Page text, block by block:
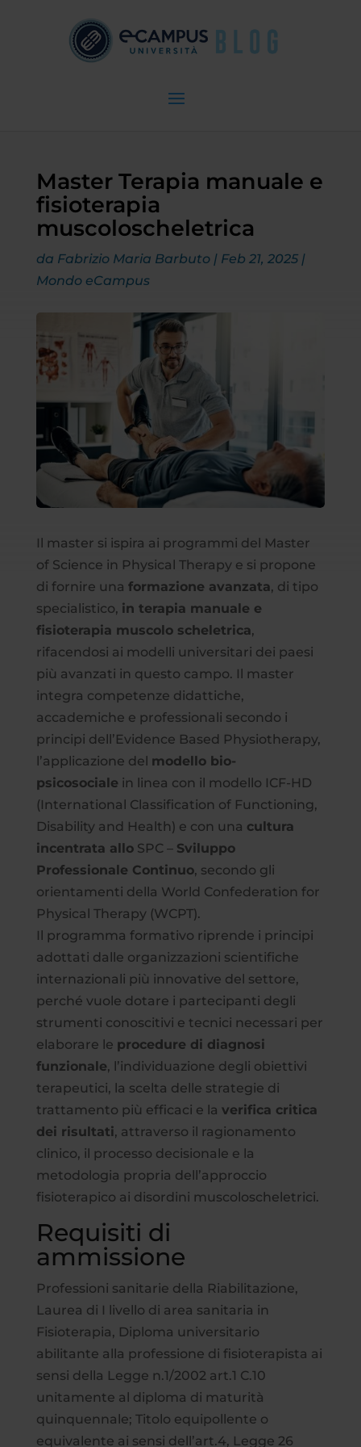
Master Terapia manuale e
fisioterapia
muscoloscheletrica
da Fabrizio Maria Barbuto| Feb 21, 2025|
Mondo eCampus
Il master si ispira ai programmi del Master
of Science in Physical Therapy e si propone
di fornire una formazione avanzata, di tipo
specialistico, in terapia manuale e
fisioterapia muscolo scheletrica,
rifacendosi ai modelli universitari dei paesi
più avanzati in questo campo. Il master
integra competenze didattiche,
accademiche e professionali secondo i
principi dell’Evidence Based Physiotherapy,
l’applicazione del modello bio-
psicosociale in linea con il modello ICF-HD
(International Classification of Functioning,
Disability and Health) e con una cultura
incentrata alloSPC – Sviluppo
Professionale Continuo, secondo gli
orientamenti della World Confederation for
Physical Therapy (WCPT).
Il programma formativo riprende i principi
adottati dalle organizzazioni scientifiche
internazionali più innovative del settore,
perché vuole dotare i partecipanti degli
strumenti conoscitivi e tecnici necessari per
elaborare le procedure di diagnosi
funzionale, l’individuazione degli obiettivi
terapeutici, la scelta delle strategie di
trattamento più efficaci e la verifica critica
dei risultati, attraverso il ragionamento
clinico, il processo decisionale e la
metodologia propria dell’approccio
fisioterapico ai disordini muscoloscheletrici.
Requisiti di
ammissione
Professioni sanitarie della Riabilitazione,
Laurea di I livello di area sanitaria in
Fisioterapia, Diploma universitario
abilitante alla professione di fisioterapista ai
sensi della Legge n.1/2002 art.1 C.10
unitamente al diploma di maturità
quinquennale; Titolo equipollente o
equivalente ai sensi dell’art.4, Legge 26